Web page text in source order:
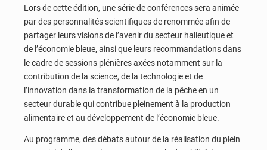
Lors de cette édition, une série de conférences sera animée
par des personnalités scientifiques de renommée afin de
partager leurs visions de l’avenir du secteur halieutique et
de l’économie bleue, ainsi que leurs recommandations dans
le cadre de sessions plénières axées notamment sur la
contribution de la science, de la technologie et de
l’innovation dans la transformation de la pêche en un
secteur durable qui contribue pleinement à la production
alimentaire et au développement de l’économie bleue.
Au programme, des débats autour de la réalisation du plein